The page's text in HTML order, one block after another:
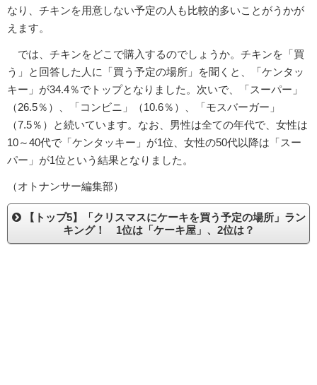
なり、チキンを用意しない予定の人も比較的多いことがうかが
えます。
では、チキンをどこで購入するのでしょうか。チキンを「買
う」と回答した人に「買う予定の場所」を聞くと、「ケンタッ
キー」が34.4％でトップとなりました。次いで、「スーパー」
（26.5％）、「コンビニ」（10.6％）、「モスバーガー」
（7.5％）と続いています。なお、男性は全ての年代で、女性は
10～40代で「ケンタッキー」が1位、女性の50代以降は「スー
パー」が1位という結果となりました。
（オトナンサー編集部）
【トップ5】「クリスマスにケーキを買う予定の場所」ラン
キング！ 1位は「ケーキ屋」、2位は？